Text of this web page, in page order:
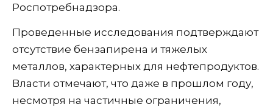
Роспотребнадзора.
Проведенные исследования подтверждают
отсутствие бензапирена и тяжелых
металлов, характерных для нефтепродуктов.
Власти отмечают, что даже в прошлом году,
несмотря на частичные ограничения,